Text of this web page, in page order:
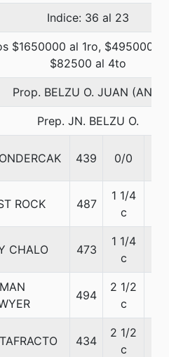
Indice: 36 al 23
$1650000 al 1ro, $495000
$82500 al 4to
Prop. BELZU O. JUAN (ANT)
Prep. JN. BELZU O.
439 0/0
ROCK 487
1 1/4
c
CHALO 473
1 1/4
c
494
2 1/2
c
434
2 1/2
c